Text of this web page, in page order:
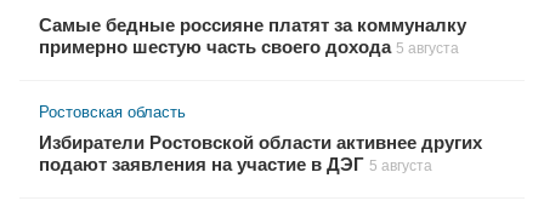
Самые бедные россияне платят за коммуналку
примерно шестую часть своего дохода 5 августа
Ростовская область
Избиратели Ростовской области активнее других
подают заявления на участие в ДЭГ 5 августа